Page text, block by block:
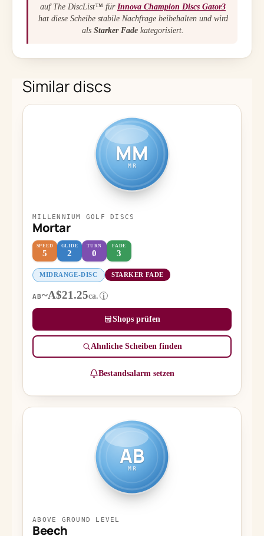
auf The DiscList™ für Innova Champion Discs Gator3
hat diese Scheibe stabile Nachfrage beibehalten und wird
als Starker Fade kategorisiert.
Similar discs
MM
MR
MILLENNIUM GOLF DISCS
Mortar
SPEED
5
GLIDE
2
TURN
0
FADE
3
MIDRANGE-DISC STARKER FADE
AB~A$21.25ca. i
Shops prüfen
Ähnliche Scheiben finden
Bestandsalarm setzen
AB
MR
ABOVE GROUND LEVEL
Beech